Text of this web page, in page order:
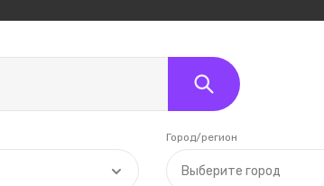
Выберите город
Город/регион